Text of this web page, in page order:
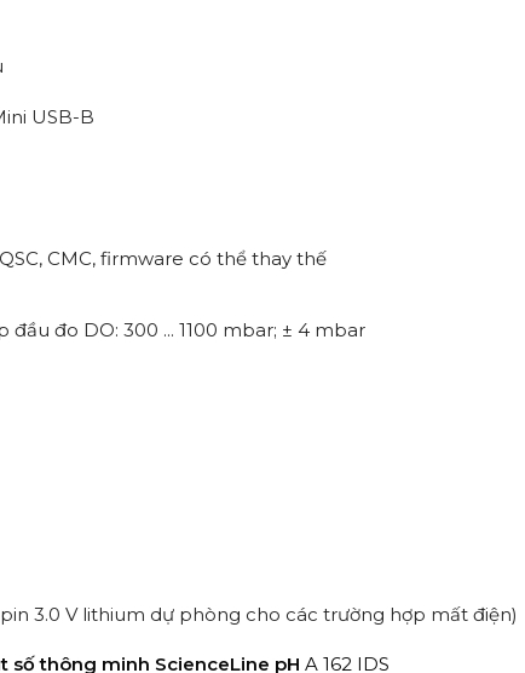
USB-B
CMC, firmware có thể thay thế
đo DO: 300 ... 1100 mbar; ± 4 mbar
3.0 V lithium dự phòng cho các trường hợp mất điện)
số thông minh ScienceLine pH A 162 IDS